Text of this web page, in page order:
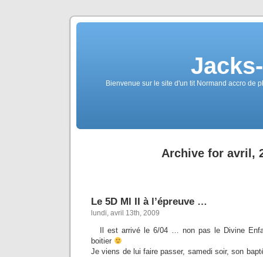
Bienvenue sur le site d'un tit Normand accro de
Archive for avril,
Le 5D Ml II à l’épreuve …
lundi, avril 13th, 2009
Il est arrivé le 6/04 … non pas le Divine
boitier
Je viens de lui faire passer, samedi soir, son